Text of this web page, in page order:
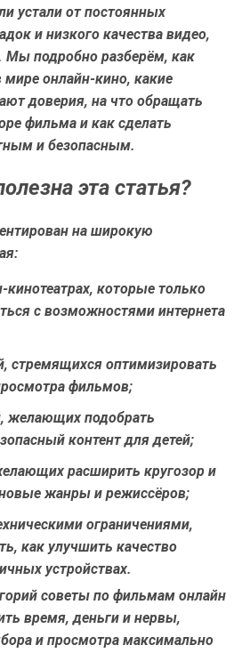
устали от постоянных
и низкого качества видео,
Мы подробно разберём, как
мире онлайн-кино, какие
доверия, на что обращать
фильма и как сделать
и безопасным.
эта статья?
на широкую
, которые только
с возможностями интернета
, стремящихся оптимизировать
фильмов;
, желающих подобрать
контент для детей;
расширить кругозор и
жанры и режиссёров;
ограничениями,
как улучшить качество
устройствах.
советы по фильмам онлайн
время, деньги и нервы,
и просмотра максимально